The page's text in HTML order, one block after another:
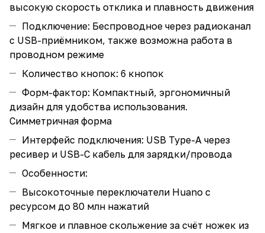
высокую скорость отклика и плавность движения
Подключение: Беспроводное через радиоканал
с USB-приёмником, также возможна работа в
проводном режиме
Количество кнопок: 6 кнопок
Форм-фактор: Компактный, эргономичный
дизайн для удобства использования.
Симметричная форма
Интерфейс подключения: USB Type-A через
ресивер и USB-C кабель для зарядки/провода
Особенности:
Высокоточные переключатели Huano с
ресурсом до 80 млн нажатий
Мягкое и плавное скольжение за счёт ножек из